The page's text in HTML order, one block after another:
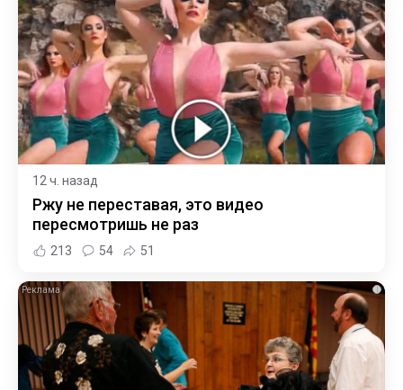
12 ч. назад
Ржу не переставая, это видео
пересмотришь не раз
213 54 51
i